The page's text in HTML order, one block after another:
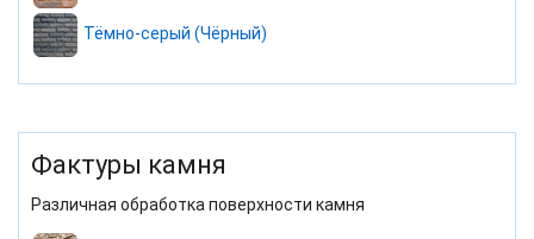
Тёмно-серый (Чёрный)
Фактуры камня
Различная обработка поверхности камня